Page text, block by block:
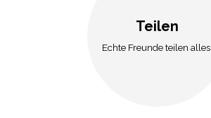
Teilen
Echte Freunde teilen alles.